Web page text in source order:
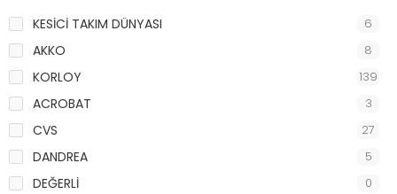
KESİCİ TAKIM DÜNYASI 6
AKKO 8
KORLOY 139
ACROBAT 3
CVS 27
DANDREA 5
DEĞERLİ 0